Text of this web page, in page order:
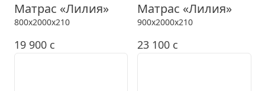
Матрас «Лилия»
800x2000x210
19 900 c
Матрас «Лилия»
900x2000x210
23 100 c